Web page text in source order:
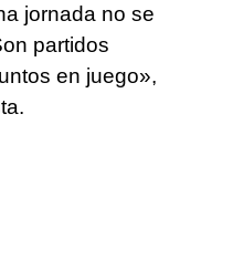
jornada no se
partidos
en juego»,